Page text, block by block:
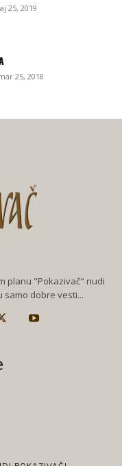
25, 2019
25, 2018
planu "Pokazivač" nudi
samo dobre vesti...